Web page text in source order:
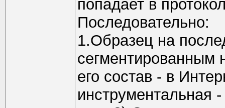
попадает в
Последовательно:
1.Образец на
сегментированным
его состав - в
инструментальная